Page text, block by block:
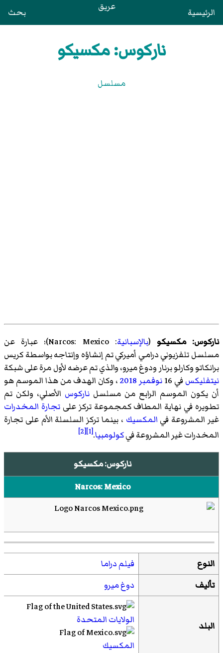
الرئيسية عريق بحث
ناركوس: مكسيكو
مسلسل
ناركوس: مكسيكو (بالإسبانية:
Narcos: Mexico)‏؛ عبارة عن
مسلسل تلفزيوني درامي أميركي تم إنشاؤه وإنتاجه بواسطة كريس
برانكاتو وكارلو برنار ودوغ ميرو، والذي تم عرضه لأول مرة على شبكة
نيتفليكسفي 16 نوفمبر 2018، وكان الهدف من هذا الموسم هو
أن يكون الموسم الرابع من مسلسل ناركوس الأصلي، ولكن تم
تطويره في نهاية المطاف كمجموعة تركز علىتجارة المخدرات
غير المشروعة في المكسيك ، بينما تركز السلسلة الأم على تجارة
المخدرات غير المشروعة فيكولومبيا.
[1]
[2]
ناركوس: مكسيكو
Narcos: Mexico
النوع
فيلم دراما
تأليف
دوغ ميرو
البلد
الولايات المتحدة
المكسيك